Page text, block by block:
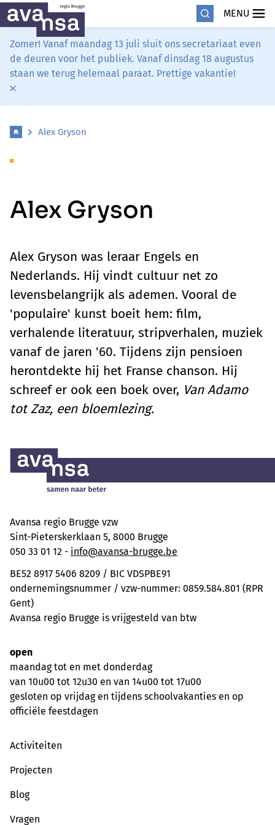
MENU
Zomer! Vanaf maandag 13 juli sluit ons secretariaat even
de deuren voor het publiek. Vanaf dinsdag 18 augustus
staan we terug helemaal paraat. Prettige vakantie!
Alex Gryson
Alex Gryson
Alex Gryson was leraar Engels en
Nederlands. Hij vindt cultuur net zo
levensbelangrijk als ademen. Vooral de
'populaire' kunst boeit hem: film,
verhalende literatuur, stripverhalen, muziek
vanaf de jaren '60. Tijdens zijn pensioen
herontdekte hij het Franse chanson. Hij
schreef er ook een boek over, Van Adamo
tot Zaz, een bloemlezing.
Avansa regio Brugge vzw
Sint-Pieterskerklaan 5, 8000 Brugge
050 33 01 12 - info@avansa-brugge.be
BE52 8917 5406 8209 / BIC VDSPBE91
ondernemingsnummer / vzw-nummer: 0859.584.801 (RPR
Gent)
Avansa regio Brugge is vrijgesteld van btw
open
maandag tot en met donderdag
van 10u00 tot 12u30 en van 14u00 tot 17u00
gesloten op vrijdag en tijdens schoolvakanties en op
officiële feestdagen
Activiteiten
Projecten
Blog
Vragen